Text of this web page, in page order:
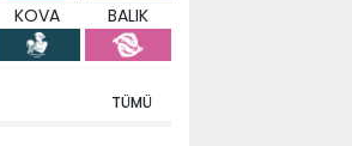
KOVA BALIK
TÜMÜ